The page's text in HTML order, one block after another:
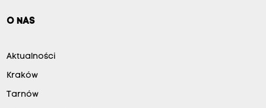
O NAS
Aktualności
Kraków
Tarnów